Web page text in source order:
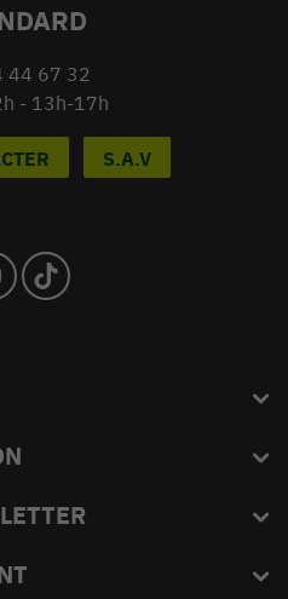
44 67 32
- 13h-17h
S.A.V
exclusivité les bons plans de